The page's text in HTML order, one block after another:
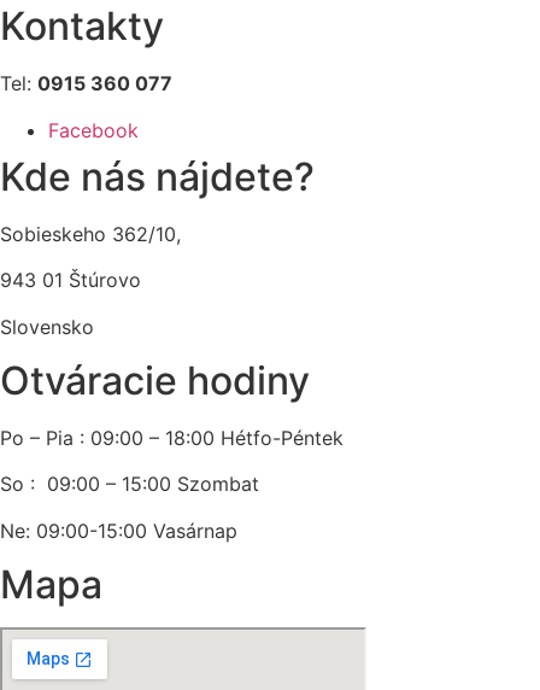
Kontakty
Tel: 0915 360 077
Facebook
Kde nás nájdete?
Sobieskeho 362/10,
943 01 Štúrovo
Slovensko
Otváracie hodiny
Po – Pia : 09:00 – 18:00 Hétfo-Péntek
So : 09:00 – 15:00 Szombat
Ne: 09:00-15:00 Vasárnap
Mapa